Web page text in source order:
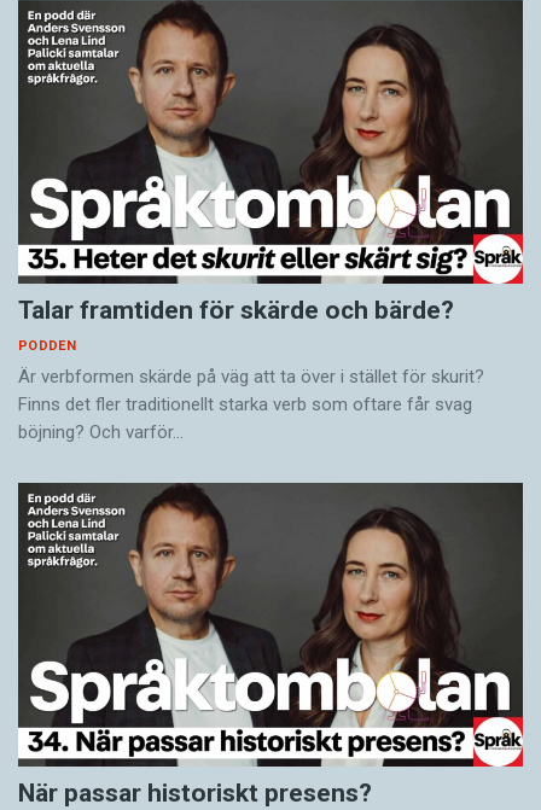
Talar framtiden för skärde och bärde?
PODDEN
Är verbformen skärde på väg att ta över i stället för skurit?
Finns det fler traditionellt starka verb som oftare får svag
böjning? Och varför…
När passar historiskt presens?